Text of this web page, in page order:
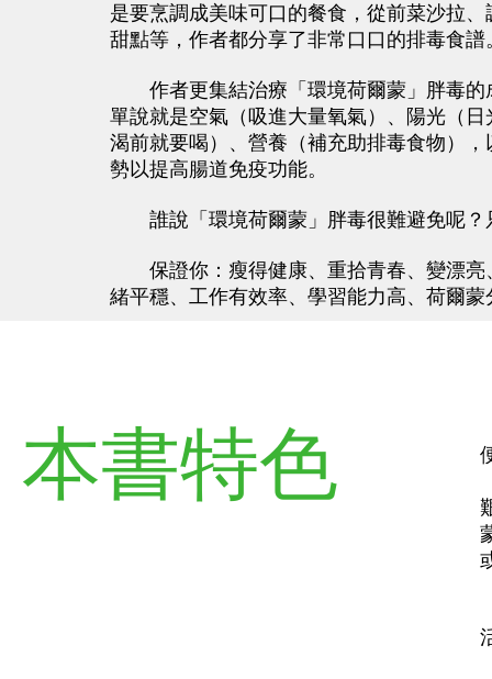
是要烹調成美味可口的餐食，從前菜沙拉
甜點等，作者都分享了非常口口的排毒食譜
作者更集結治療「環境荷爾蒙」胖毒的
單說就是空氣（吸進大量氧氣）、陽光（
渴前就要喝）、營養（補充助排毒食物）
勢以提高腸道免疫功能。
誰說「環境荷爾蒙」胖毒很難避免呢？
保證你：瘦得健康、重拾青春、變漂亮
緒平穩、工作有效率、學習能力高、荷爾
本書特色